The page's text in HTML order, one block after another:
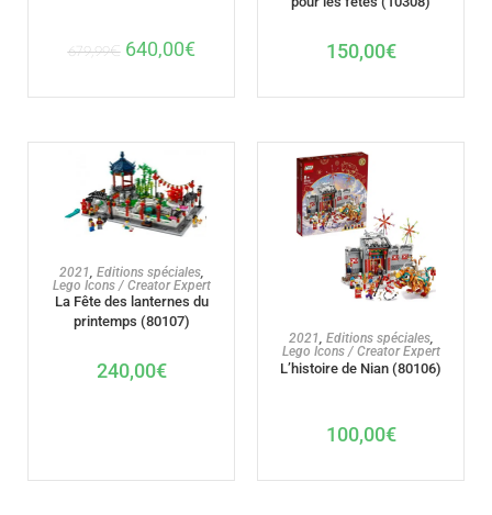
679,99€ 640,00€ 150,00€
AJOUTER AU PANIER
2021, Editions spéciales,
Lego Icons / Creator Expert
La Fête des lanternes du
printemps (80107)
240,00€
AJOUTER AU PANIER
2021 Editions spéciales,
Lego Icons / Creator Expert
L’histoire de Nian (80106)
100,00€